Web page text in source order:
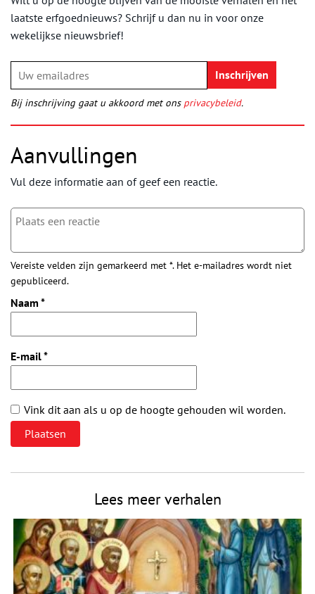
laatste erfgoednieuws? Schrijf u dan nu in voor onze
wekelijkse nieuwsbrief!
Bij inschrijving gaat u akkoord met ons privacybeleid.
Aanvullingen
Vul deze informatie aan of geef een reactie.
Vereiste velden zijn gemarkeerd met *. Het e-mailadres wordt niet
gepubliceerd.
Naam *
E-mail*
Vink dit aan als u op de hoogte gehouden wil worden.
Lees meer verhalen